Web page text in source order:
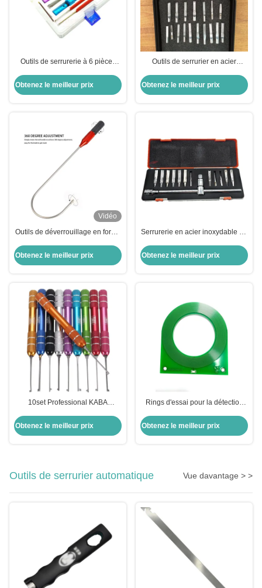
Outils de serrurerie à 6 pièces
de croix réglables
Obtenez le meilleur prix
Outils de serrurier en acier
la clé de pompe serrures douces
et dures
Obtenez le meilleur prix
Vidéo
Outils de déverrouillage en forme
verre Outils professionnels
d'ouverture rapide
Obtenez le meilleur prix
Serrurerie en acier inoxydable de
sélectionner des ensembles
14pcs
Obtenez le meilleur prix
10set Professional KABA
Lock-Picking Tools
Obtenez le meilleur prix
Rings d'essai pour la détection
dans l'automobile
Obtenez le meilleur prix
Outils de serrurier automatique Vue davantage > >